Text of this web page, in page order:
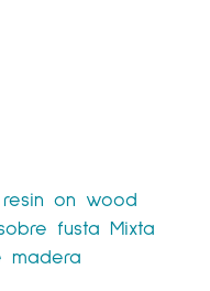
on wood
fusta Mixta
madera